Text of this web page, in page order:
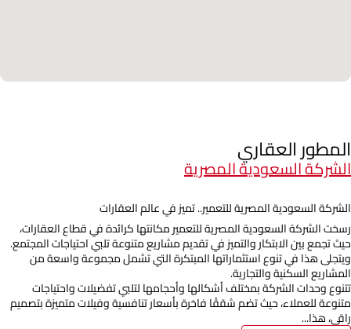
المطور العقاري
الشركة السعودية المصرية
الشركة السعودية المصرية للتعمير.. تميز في عالم العقارات
رسخت الشركة السعودية المصرية للتعمير مكانتها كرائدة في قطاع العقارات،
حيث تجمع بين الابتكار والتميز في تقديم مشاريع متنوعة تلبي احتياجات المجتمع.
ويتجلى هذا في تنوع استثماراتها المبتكرة التي تشمل مجموعة واسعة من
المشاريع السكنية والتجارية.
تتنوع وحدات الشركة بمختلف أشكالها وأحجامها لتلبي تفضيلات واحتياجات
متنوعة للعملاء، حيث تضم شققًا فاخرة بأسعار تنافسية وفيلات متميزة بتصميم
راقي، هذا...